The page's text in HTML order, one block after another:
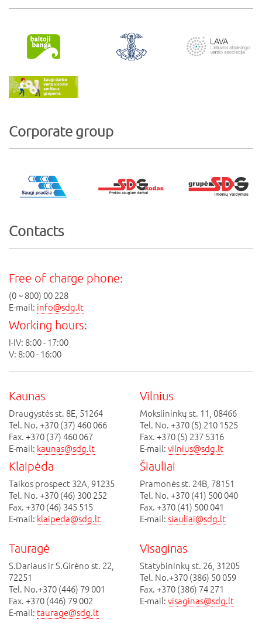
Corporate group
Contacts
Free of charge phone:
(0 ~ 800) 00 228
E-mail: info@sdg.lt
Working hours:
I-IV: 8:00 - 17:00
V: 8:00 - 16:00
Kaunas
Draugystės st. 8E, 51264
Tel. No. +370 (37) 460 066
Fax. +370 (37) 460 067
E-mail: kaunas@sdg.lt
Vilnius
Mokslininkų st. 11, 08466
Tel. No. +370 (5) 210 1525
Fax. +370 (5) 237 5316
E-mail:vilnius@sdg.lt
Klaipėda
Taikos prospect 32A, 91235
Tel. No. +370 (46) 300 252
Fax. +370 (46) 345 515
E-mail: klaipeda@sdg.lt
Šiauliai
Pramonės st. 24B, 78151
Tel. No. +370 (41) 500 040
Fax. +370 (41) 500 041
E-mail:siauliai@sdg.lt
Tauragė
S.Dariaus ir S.Girėno st. 22,
72251
Tel. No.+370 (446) 79 001
Fax. +370 (446) 79 002
E-mail: taurage@sdg.lt
Visaginas
Statybininkų st. 26, 31205
Tel. No.+370 (386) 50 059
Fax. +370 (386) 74 271
E-mail:visaginas@sdg.lt